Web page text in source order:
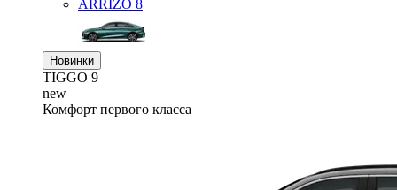
ARRIZO 8
Новинки
TIGGO 9
new
Комфорт первого класса